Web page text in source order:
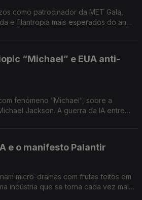
como patrocinador da MET Gala,
e filantropia mais esperados do ano,
“Michael” e EUA anti-
fenómeno “Michael”, sobre a
Jackson. A guerra da IA entre
e o manifesto Palantir
micro-dramas com frutas feitos em
indústria que se torna cada vez mais